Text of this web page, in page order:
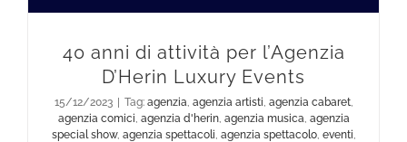
40 anni di attività per l’Agenzia
D’Herin Luxury Events
15/12/2023 Tag: agenzia, agenzia artisti, agenzia cabaret,
agenzia comici, agenzia d'herin, agenzia musica, agenzia
special show, agenzia spettacoli, agenzia spettacolo, eventi,